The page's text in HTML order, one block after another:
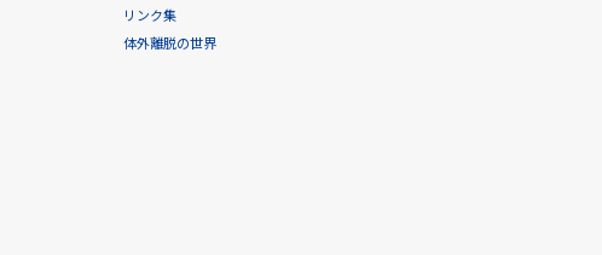
リンク集
体外離脱の世界